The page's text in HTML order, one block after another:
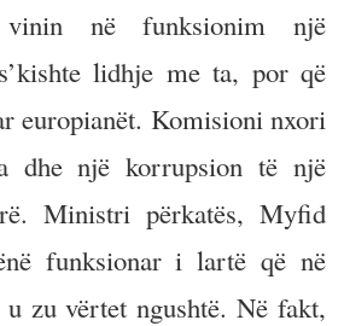
vinin në funksionim një
lidhje me ta, por që
europianët. Komisioni nxori
dhe një korrupsion të një
Ministri përkatës, Myfid
funksionar i lartë që në
zu vërtet ngushtë. Në fakt,